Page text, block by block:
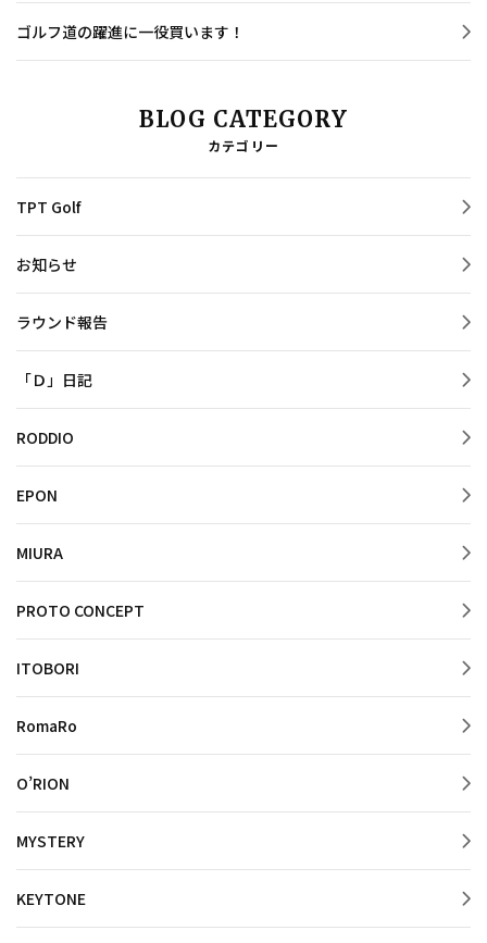
ゴルフ道の躍進に一役買います！
BLOG CATEGORY
カテゴリー
TPT Golf
お知らせ
ラウンド報告
「Ｄ」日記
RODDIO
EPON
MIURA
PROTO CONCEPT
ITOBORI
RomaRo
O’RION
MYSTERY
KEYTONE